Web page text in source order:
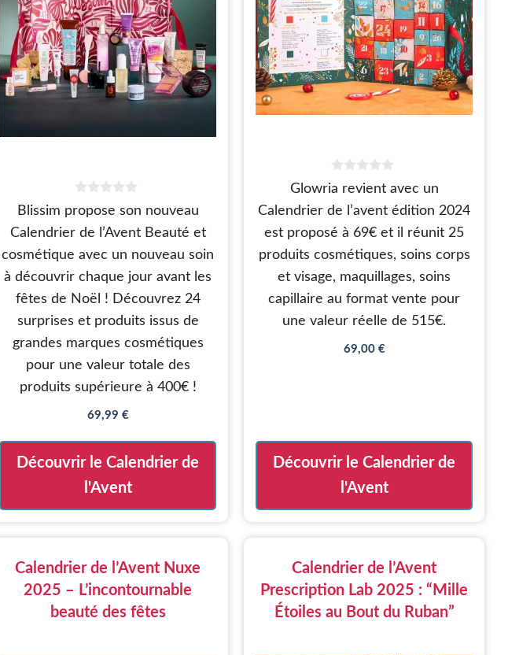
s
u
5
Blissim propose son nouveau
Calendrier de l’Avent Beauté et
cosmétique avec un nouveau soin
à découvrir chaque jour avant les
fêtes de Noël ! Découvrez 24
surprises et produits issus de
grandes marques cosmétiques
pour une valeur totale des
produits supérieure à 400€ !
69,99 €
Découvrir le Calendrier de
l'Avent
s
u
r
5
Glowria revient avec un
Calendrier de l’avent édition 2024
est proposé à 69€ et il réunit 25
produits cosmétiques, soins corps
et visage, maquillages, soins
capillaire au format vente pour
une valeur réelle de 515€.
69,00 €
Découvrir le Calendrier de
l'Avent
Calendrier de l’Avent Nuxe
2025 – L’incontournable
beauté des fêtes
Calendrier de l’Avent
Prescription Lab 2025 : “Mille
Étoiles au Bout du Ruban”